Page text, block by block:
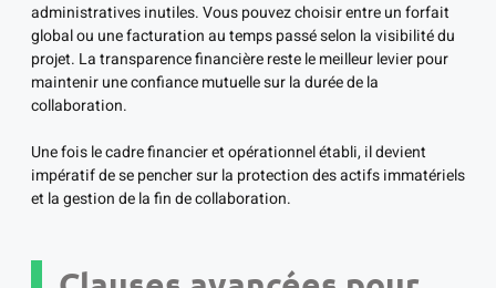
administratives inutiles. Vous pouvez choisir entre un forfait
global ou une facturation au temps passé selon la visibilité du
projet. La transparence financière reste le meilleur levier pour
maintenir une confiance mutuelle sur la durée de la
collaboration.
Une fois le cadre financier et opérationnel établi, il devient
impératif de se pencher sur la protection des actifs immatériels
et la gestion de la fin de collaboration.